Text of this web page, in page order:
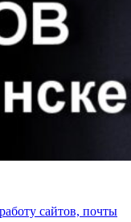
сайтов, почты